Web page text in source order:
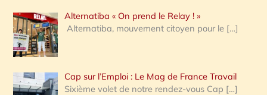
Alternatiba « On prend le Relay ! »
Alternatiba, mouvement citoyen pour le […]
Cap sur l’Emploi : Le Mag de France Travail
Sixième volet de notre rendez-vous Cap […]